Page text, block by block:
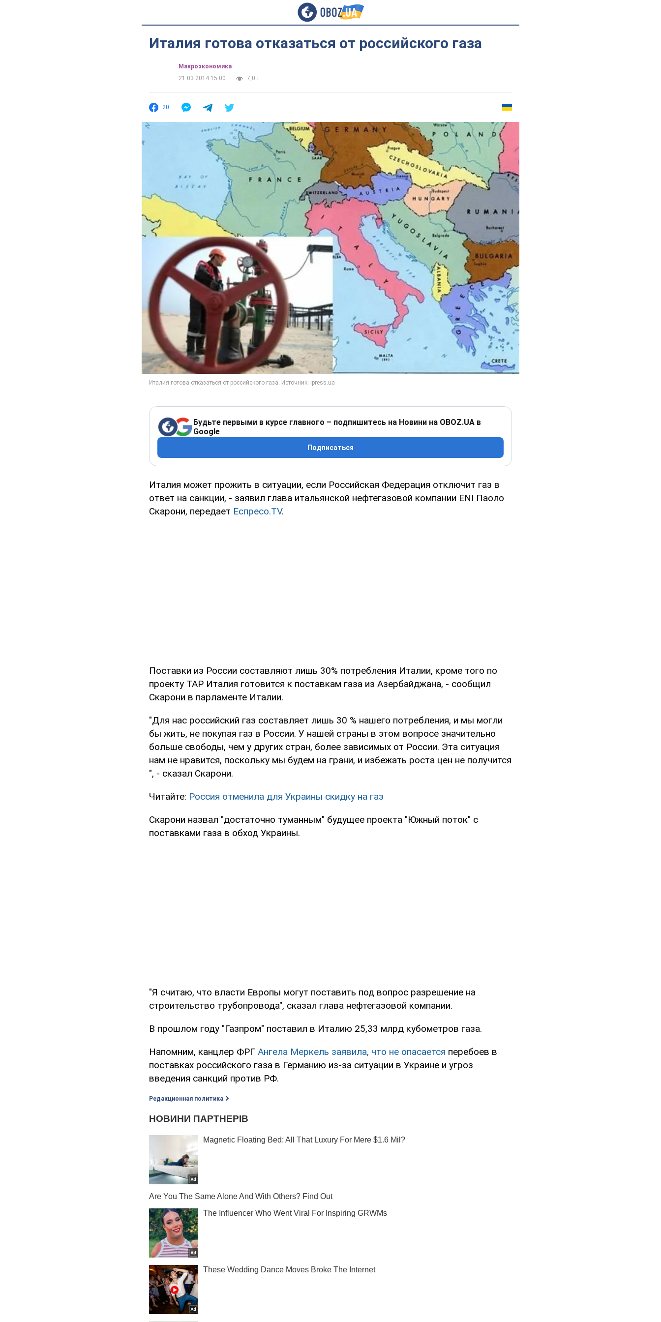
Италия готова отказаться от российского газа
Mакроэкономика
21.03.2014 15:00
7,0 т.
20
Будьте первыми в курсе главного – подпишитесь на Новини на OBOZ.UA в
Google
Подписаться
Италия может прожить в ситуации, если Российская Федерация отключит газ в
ответ на санкции, - заявил глава итальянской нефтегазовой компании ENI Паоло
Скарони, передает Еспресо.ТV.
Поставки из России составляют лишь 30% потребления Италии, кроме того по
проекту ТАР Италия готовится к поставкам газа из Азербайджана, - сообщил
Скарони в парламенте Италии.
"Для нас российский газ составляет лишь 30 % нашего потребления, и мы могли
бы жить, не покупая газ в России. У нашей страны в этом вопросе значительно
больше свободы, чем у других стран, более зависимых от России. Эта ситуация
нам не нравится, поскольку мы будем на грани, и избежать роста цен не получится
", - сказал Скарони.
Читайте: Россия отменила для Украины скидку на газ
Скарони назвал "достаточно туманным" будущее проекта "Южный поток" с
поставками газа в обход Украины.
"Я считаю, что власти Европы могут поставить под вопрос разрешение на
строительство трубопровода", сказал глава нефтегазовой компании.
В прошлом году "Газпром" поставил в Италию 25,33 млрд кубометров газа.
Напомним, канцлер ФРГ Ангела Меркель заявила, что не опасается перебоев в
поставках российского газа в Германию из-за ситуации в Украине и угроз
введения санкций против РФ.
Редакционная политика